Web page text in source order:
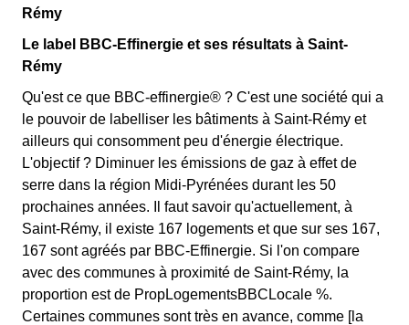
Rémy
Le label BBC-Effinergie et ses résultats à Saint-
Rémy
Qu'est ce que BBC-effinergie® ? C'est une société qui a
le pouvoir de labelliser les bâtiments à Saint-Rémy et
ailleurs qui consomment peu d'énergie électrique.
L'objectif ? Diminuer les émissions de gaz à effet de
serre dans la région Midi-Pyrénées durant les 50
prochaines années. Il faut savoir qu'actuellement, à
Saint-Rémy, il existe 167 logements et que sur ses 167,
167 sont agréés par BBC-Effinergie. Si l'on compare
avec des communes à proximité de Saint-Rémy, la
proportion est de PropLogementsBBCLocale %.
Certaines communes sont très en avance, comme [la